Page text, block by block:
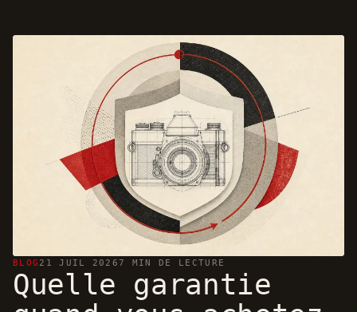
BLOG 21 JUIL 20267 MIN DE LECTURE
Quelle garantie